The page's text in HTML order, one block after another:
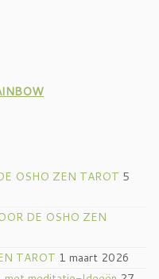
OSHO ZEN TAROT 5
DE OSHO ZEN
TAROT 1 maart 2026